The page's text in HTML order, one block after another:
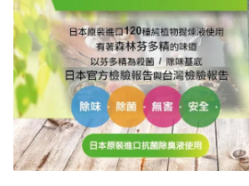
液
250